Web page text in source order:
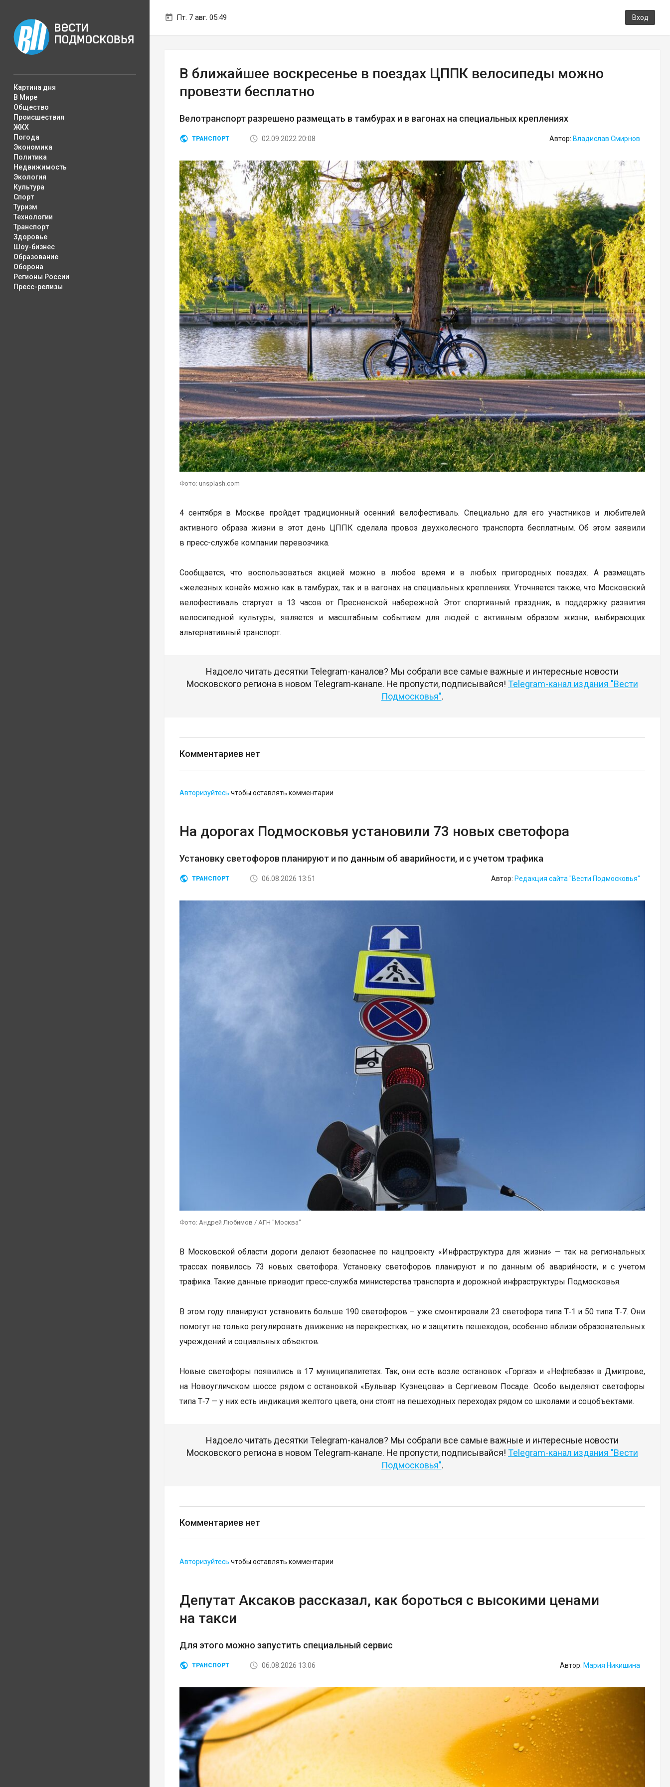
Пт. 7 авг. 05:49 Вход
Картина дня
В Мире
Общество
Происшествия
ЖКХ
Погода
Экономика
Политика
Недвижимость
Экология
Культура
Спорт
Туризм
Технологии
Транспорт
Здоровье
Шоу-бизнес
Образование
Оборона
Регионы России
Пресс-релизы
В ближайшее воскресенье в поездах ЦППК велосипеды можно
провезти бесплатно
Велотранспорт разрешено размещать в тамбурах и в вагонах на специальных креплениях
ТРАНСПОРТ 02.09.2022 20:08 Автор: Владислав Смирнов
Фото: unsplash.com
4 сентября в Москве пройдет традиционный осенний велофестиваль. Специально для его участников и любителей
активного образа жизни в этот день ЦППК сделала провоз двухколесного транспорта бесплатным. Об этом заявили
в пресс-службе компании перевозчика.
Сообщается, что воспользоваться акцией можно в любое время и в любых пригородных поездах. А размещать
«железных коней» можно как в тамбурах, так и в вагонах на специальных креплениях. Уточняется также, что Московский
велофестиваль стартует в 13 часов от Пресненской набережной. Этот спортивный праздник, в поддержку развития
велосипедной культуры, является и масштабным событием для людей с активным образом жизни, выбирающих
альтернативный транспорт.
Надоело читать десятки Telegram-каналов? Мы собрали все самые важные и интересные новости
Московского региона в новом Telegram-канале. Не пропусти, подписывайся! Telegram-канал издания "Вести
Подмосковья".
Комментариев нет
Авторизуйтесь чтобы оставлять комментарии
На дорогах Подмосковья установили 73 новых светофора
Установку светофоров планируют и по данным об аварийности, и с учетом трафика
ТРАНСПОРТ 06.08.2026 13:51 Автор: Редакция сайта "Вести Подмосковья"
Фото: Андрей Любимов / АГН "Москва"
В Московской области дороги делают безопаснее по нацпроекту «Инфраструктура для жизни» — так на региональных
трассах появилось 73 новых светофора. Установку светофоров планируют и по данным об аварийности, и с учетом
трафика. Такие данные приводит пресс-служба министерства транспорта и дорожной инфраструктуры Подмосковья.
В этом году планируют установить больше 190 светофоров – уже смонтировали 23 светофора типа Т‑1 и 50 типа Т‑7. Они
помогут не только регулировать движение на перекрестках, но и защитить пешеходов, особенно вблизи образовательных
учреждений и социальных объектов.
Новые светофоры появились в 17 муниципалитетах. Так, они есть возле остановок «Горгаз» и «Нефтебаза» в Дмитрове,
на Новоугличском шоссе рядом с остановкой «Бульвар Кузнецова» в Сергиевом Посаде. Особо выделяют светофоры
типа Т‑7 — у них есть индикация желтого цвета, они стоят на пешеходных переходах рядом со школами и соцобъектами.
Надоело читать десятки Telegram-каналов? Мы собрали все самые важные и интересные новости
Московского региона в новом Telegram-канале. Не пропусти, подписывайся! Telegram-канал издания "Вести
Подмосковья".
Комментариев нет
Авторизуйтесь чтобы оставлять комментарии
Депутат Аксаков рассказал, как бороться с высокими ценами
на такси
Для этого можно запустить специальный сервис
ТРАНСПОРТ 06.08.2026 13:06 Автор: Мария Никишина